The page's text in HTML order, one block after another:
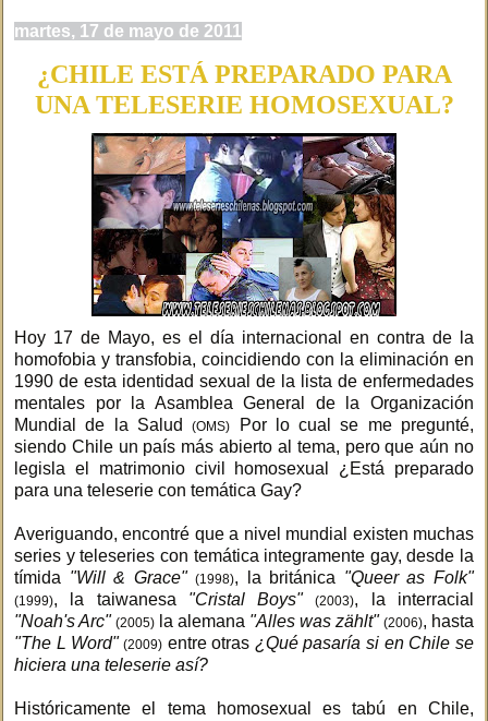
martes, 17 de mayo de 2011
¿CHILE ESTÁ PREPARADO PARA
UNA TELESERIE HOMOSEXUAL?
Hoy 17 de Mayo, es el día internacional en contra de la
homofobia y transfobia, coincidiendo con la eliminación en
1990 de esta identidad sexual de la lista de enfermedades
mentales por la Asamblea General de la Organización
Mundial de la Salud(OMS)
Por lo cual se me pregunté,
siendo Chile un país más abierto al tema, pero que aún no
legisla el matrimonio civil homosexual ¿Está preparado
para una teleserie con temática Gay?
Averiguando, encontré que a nivel mundial existen muchas
series y teleseries con temática integramente gay, desde la
tímida "Will & Grace" (1998), la británica "Queer as Folk"
(1999), la taiwanesa "Cristal Boys" (2003), la interracial
"Noah's Arc" (2005) la alemana "Alles was zählt" (2006), hasta
"The L Word" (2009)entre otras ¿Qué pasaría si en Chile se
hiciera una teleserie así?
Históricamente el tema homosexual es tabú en Chile,